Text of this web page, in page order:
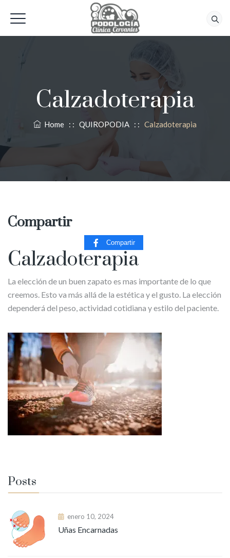
Calzadoterapia
Home : : QUIROPODIA : : Calzadoterapia
Compartir
Compartir
Calzadoterapia
La elección de un buen zapato es mas importante de lo que
creemos. Esto va más allá de la estética y el gusto. La elección
dependerá del peso, actividad cotidiana y estilo del paciente.
Posts
enero 10, 2024
Uñas Encarnadas